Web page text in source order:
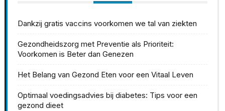
Dankzij gratis vaccins voorkomen we tal van ziekten
Gezondheidszorg met Preventie als Prioriteit:
Voorkomen is Beter dan Genezen
Het Belang van Gezond Eten voor een Vitaal Leven
Optimaal voedingsadvies bij diabetes: Tips voor een
gezond dieet